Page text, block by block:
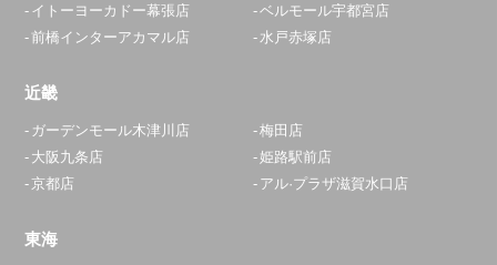
イトーヨーカドー幕張店
ベルモール宇都宮店
前橋インターアカマル店
水戸赤塚店
近畿
ガーデンモール木津川店
梅田店
大阪九条店
姫路駅前店
京都店
アル·プラザ滋賀水口店
東海